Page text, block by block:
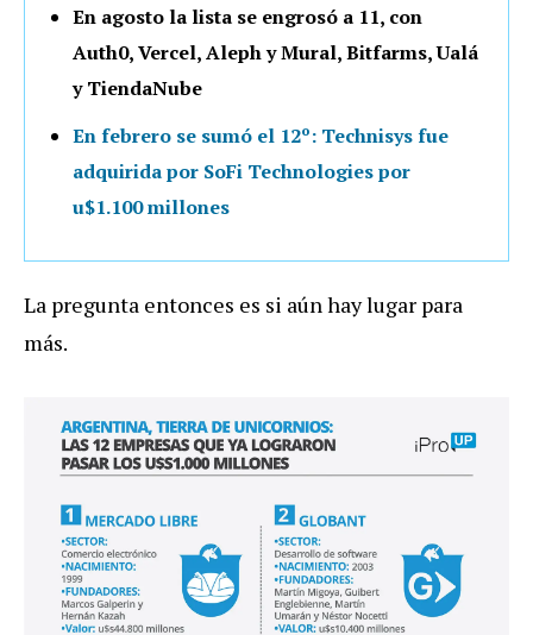
En agosto la lista se engrosó a 11, con
Auth0, Vercel, Aleph y Mural, Bitfarms, Ualá
y TiendaNube
En febrero se sumó el 12º: Technisys fue
adquirida por SoFi Technologies por
u$1.100 millones
La pregunta entonces es si aún hay lugar para
más.